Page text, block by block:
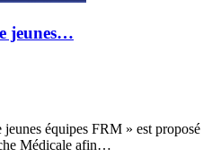
jeunes…
équipes FRM » est proposé
Médicale afin…